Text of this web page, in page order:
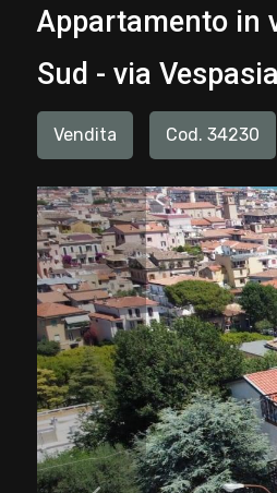
Appartamento in
Sud - via
Vendita Cod. 34230
IMMOBILI
SERVIZI
CONTATTI
Vendita
Affitto
Scegli
dove
cercare
Provincia
Comune